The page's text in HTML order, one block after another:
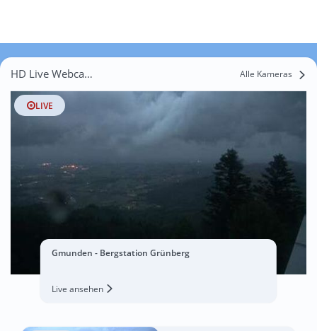
HD Live Webcams Windberg Alle Kameras
LIVE
Gmunden - Bergstation Grünberg
Live ansehen